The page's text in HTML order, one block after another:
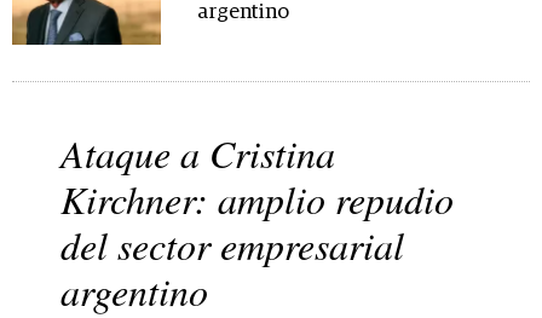
argentino
Ataque a Cristina
Kirchner: amplio repudio
del sector empresarial
argentino